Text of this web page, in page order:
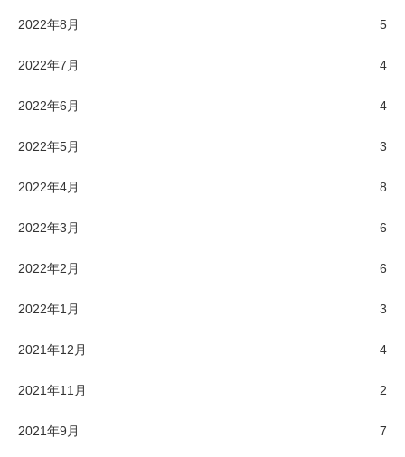
2022年8月 5
2022年7月 4
2022年6月 4
2022年5月 3
2022年4月 8
2022年3月 6
2022年2月 6
2022年1月 3
2021年12月 4
2021年11月 2
2021年9月 7